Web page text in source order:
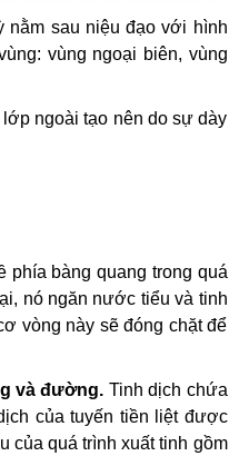
nằm sau niệu đạo với hình
vùng ngoại biên, vùng
ngoài tạo nên do sự dày
bàng quang trong quá
nó ngăn nước tiểu và tinh
vòng này sẽ đóng chặt để
và đường. Tinh dịch chứa
của tuyến tiền liệt được
của quá trình xuất tinh gồm